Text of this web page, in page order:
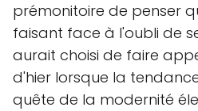
prémonitoire de penser
faisant face à l'oubli de
aurait choisi de faire
d'hier lorsque la
quête de la modernité